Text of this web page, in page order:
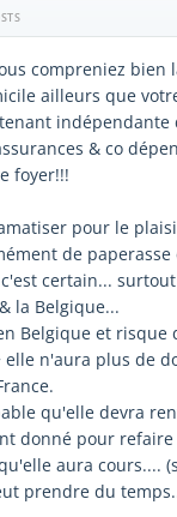
compreniez bien
ailleurs que
indépendante
& co
foyer!!!
pour le
de paperasse
certain...
la Belgique...
Belgique et risque
elle n'aura plus de
qu'elle devra
donné pour refaire
aura cours....
prendre du